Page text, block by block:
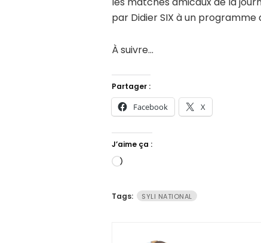
par Didier SIX à un programme
À suivre…
Partager :
Facebook X
J’aime ça :
Chargement…
Tags: SYLI NATIONAL